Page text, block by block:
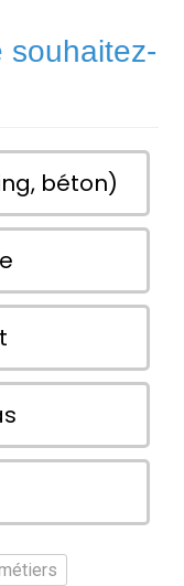
souhaitez-
béton)